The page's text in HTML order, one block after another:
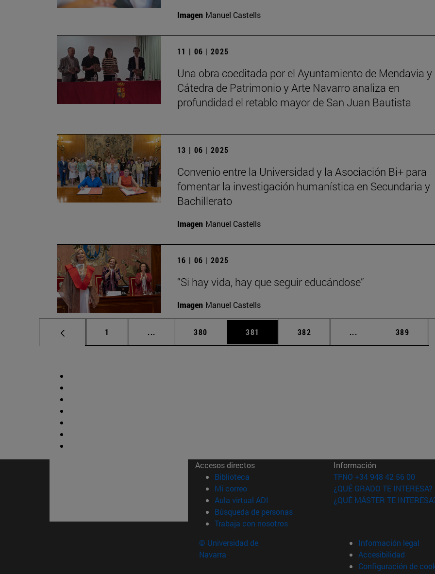
Imagen Manuel Castells
11 | 06 | 2025
Una obra coeditada por el Ayuntamiento de Mendavia y
Cátedra de Patrimonio y Arte Navarro analiza en
profundidad el retablo mayor de San Juan Bautista
13 | 06 | 2025
Convenio entre la Universidad y la Asociación Bi+ para
fomentar la investigación humanística en Secundaria y
Bachillerato
Imagen Manuel Castells
16 | 06 | 2025
“Si hay vida, hay que seguir educándose”
Imagen Manuel Castells
Página
1 ... Páginas intermedias Use TAB para desplazarse.
Página
380 Página
381 Página
382 ... Páginas Página
389
Accesos directos
Biblioteca (abre en nueva ventana)
Mi correo(abre en nueva ventana)
Aula virtual ADI (abre en nueva ventana)
Búsqueda de personas(abre en nueva ventana)
Trabaja con nosotros(abre en nueva ventana)
Información
TFNO +34 948 42 56 00
¿QUÉ GRADO TE INTERESA?
¿QUÉ MÁSTER TE
© Universidad de
Navarra
Información legal
Accesibilidad
Configuración de